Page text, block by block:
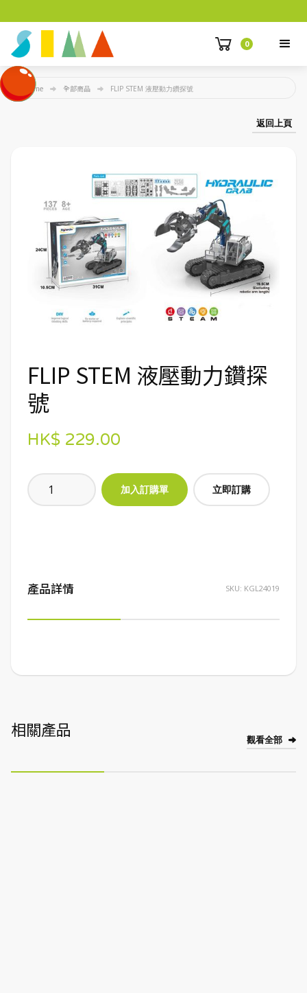
0
Home 全部商品 FLIP STEM 液壓動力鑽探號
返回上頁
FLIP STEM 液壓動力鑽探
號
HK$ 229.00
立即訂購
產品詳情 SKU: KGL24019
相關產品 觀看全部